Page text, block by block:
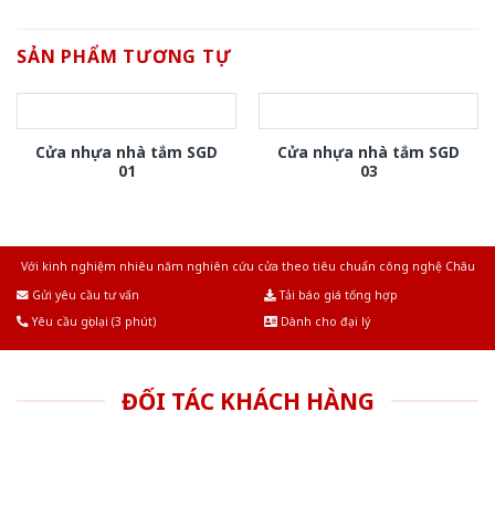
SẢN PHẨM TƯƠNG TỰ
Cửa nhựa nhà tắm SGD
01
Cửa nhựa nhà tắm SGD
03
Với kinh nghiệm nhiêu năm nghiên cứu cửa theo tiêu chuẩn công nghệ Châu
Gửi yêu cầu tư vấn
Tải báo giá tổng hợp
Yêu cầu gọi lại (3 phút)
Dành cho đại lý
ĐỐI TÁC KHÁCH HÀNG